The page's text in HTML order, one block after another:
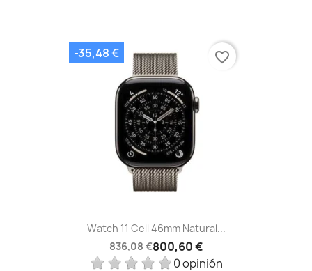
Watch 11 Cell 46mm Natural...
836,08 €800,60 €
0 opinión
-35,48 € favorite_border